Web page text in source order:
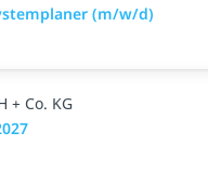
(m/w/d)
+ Co. KG